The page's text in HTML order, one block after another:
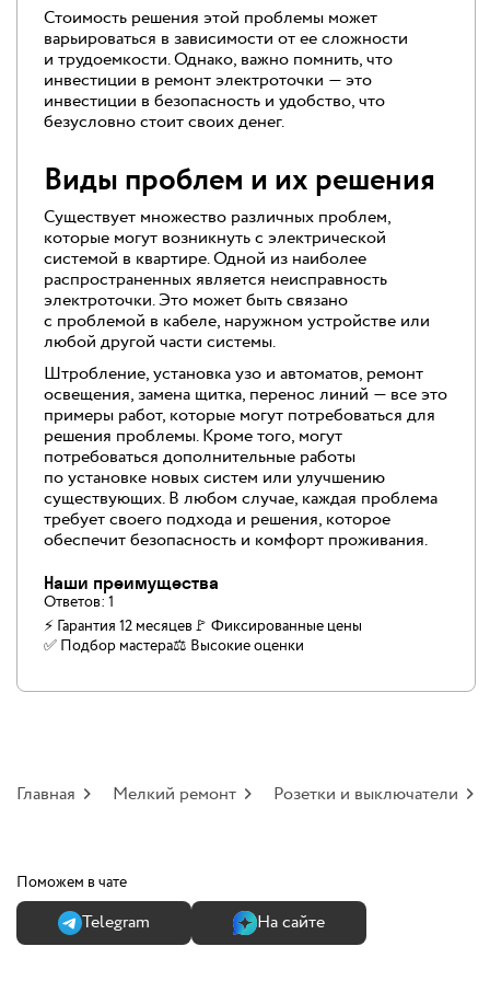
Стоимость решения этой проблемы может
варьироваться в зависимости от ее сложности
и трудоемкости. Однако, важно помнить, что
инвестиции в ремонт электроточки — это
инвестиции в безопасность и удобство, что
безусловно стоит своих денег.
Виды проблем и их решения
Существует множество различных проблем,
которые могут возникнуть с электрической
системой в квартире. Одной из наиболее
распространенных является неисправность
электроточки. Это может быть связано
с проблемой в кабеле, наружном устройстве или
любой другой части системы.
Штробление, установка узо и автоматов, ремонт
освещения, замена щитка, перенос линий — все это
примеры работ, которые могут потребоваться для
решения проблемы. Кроме того, могут
потребоваться дополнительные работы
по установке новых систем или улучшению
существующих. В любом случае, каждая проблема
требует своего подхода и решения, которое
обеспечит безопасность и комфорт проживания.
Наши преимущества
Ответов: 1
⚡ Гарантия 12 месяцев🚩 Фиксированные цены
✅️ Подбор мастера⚖️ Высокие оценки
Главная Мелкий ремонт Розетки и выключатели
Поможем в чате
Теlegram На сайте